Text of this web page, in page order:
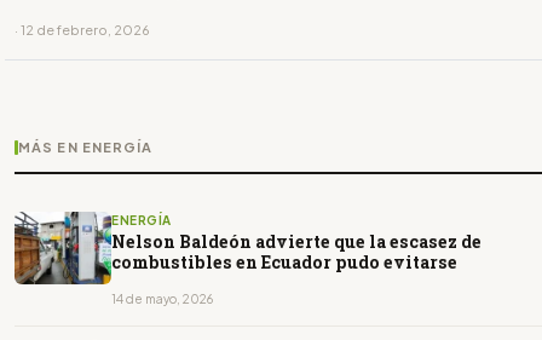
· 12 de febrero, 2026
MÁS EN ENERGÍA
ENERGÍA
Nelson Baldeón advierte que la escasez de
combustibles en Ecuador pudo evitarse
14 de mayo, 2026